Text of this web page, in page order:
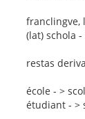
franclingve,
(lat) schola -
restas
école - >
étudiant - >